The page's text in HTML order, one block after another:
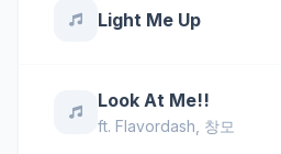
Light Me Up
Look At Me!!
ft. Flavordash 창모